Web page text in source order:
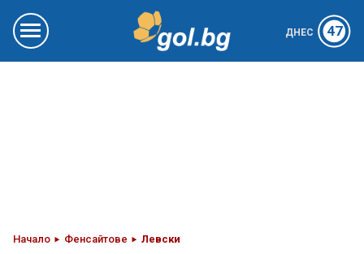
ДНЕС 47
Начало Фенсайтове Левски